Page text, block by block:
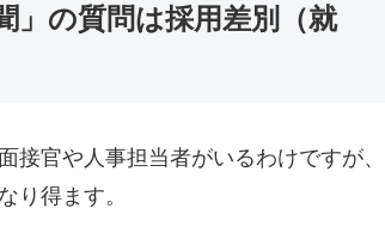
」の質問は採用差別（就
接官や人事担当者がいるわけですが、
り得ます。